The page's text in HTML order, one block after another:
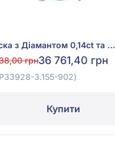
Підвіска з Діамантом 0,14ct та Топазом Swiss Blue 9,54ct із білого золота 585°, арт. P33928-3.155-902
грн36 761,40 грн
3.155-902)
Купити